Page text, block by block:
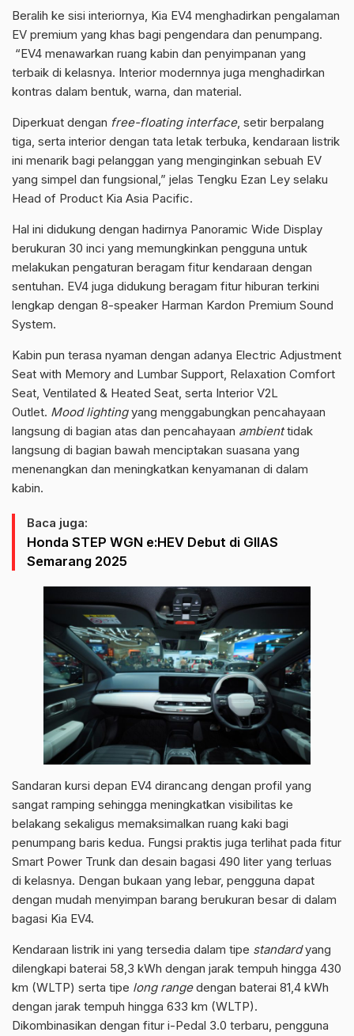
Beralih ke sisi interiornya, Kia EV4 menghadirkan pengalaman
EV premium yang khas bagi pengendara dan penumpang.
“EV4 menawarkan ruang kabin dan penyimpanan yang
terbaik di kelasnya. Interior modernnya juga menghadirkan
kontras dalam bentuk, warna, dan material.
Diperkuat dengan free-floating interface, setir berpalang
tiga, serta interior dengan tata letak terbuka, kendaraan listrik
ini menarik bagi pelanggan yang menginginkan sebuah EV
yang simpel dan fungsional,” jelas Tengku Ezan Ley selaku
Head of Product Kia Asia Pacific.
Hal ini didukung dengan hadirnya Panoramic Wide Display
berukuran 30 inci yang memungkinkan pengguna untuk
melakukan pengaturan beragam fitur kendaraan dengan
sentuhan. EV4 juga didukung beragam fitur hiburan terkini
lengkap dengan 8-speaker Harman Kardon Premium Sound
System.
Kabin pun terasa nyaman dengan adanya Electric Adjustment
Seat with Memory and Lumbar Support, Relaxation Comfort
Seat, Ventilated & Heated Seat, serta Interior V2L
Outlet. Mood lightingyang menggabungkan pencahayaan
langsung di bagian atas dan pencahayaan ambienttidak
langsung di bagian bawah menciptakan suasana yang
menenangkan dan meningkatkan kenyamanan di dalam
kabin.
Baca juga:
Honda STEP WGN e:HEV Debut di GIIAS
Semarang 2025
Sandaran kursi depan EV4 dirancang dengan profil yang
sangat ramping sehingga meningkatkan visibilitas ke
belakang sekaligus memaksimalkan ruang kaki bagi
penumpang baris kedua. Fungsi praktis juga terlihat pada fitur
Smart Power Trunk dan desain bagasi 490 liter yang terluas
di kelasnya. Dengan bukaan yang lebar, pengguna dapat
dengan mudah menyimpan barang berukuran besar di dalam
bagasi Kia EV4.
Kendaraan listrik ini yang tersedia dalam tipe standardyang
dilengkapi baterai 58,3 kWh dengan jarak tempuh hingga 430
km (WLTP) serta tipe long rangedengan baterai 81,4 kWh
dengan jarak tempuh hingga 633 km (WLTP).
Dikombinasikan dengan fitur i-Pedal 3.0 terbaru, pengguna